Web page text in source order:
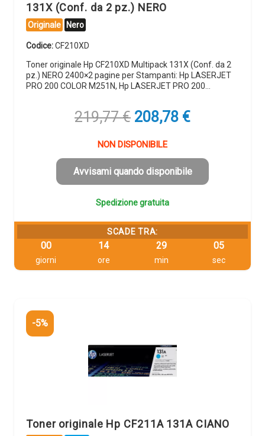
131X (Conf. da 2 pz.) NERO
Originale Nero
Codice:CF210XD
Toner originale Hp CF210XD Multipack 131X (Conf. da 2
pz.) NERO 2400×2 pagine per Stampanti: Hp LASERJET
PRO 200 COLOR M251N, Hp LASERJET PRO 200…
219,77€ Il
prezzo
originale
era:
219,77 €.
208,78 €Il
è:
208,78 €.
NON DISPONIBILE
Avvisami quando disponibile
Spedizione gratuita
SCADE TRA:
00
giorni
14
ore
29
min
04
sec
-5%
Toner originale Hp CF211A 131A CIANO